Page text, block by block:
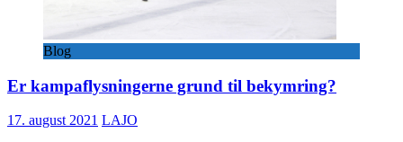
Blog
Er kampaflysningerne grund til bekymring?
17. august 2021 LAJO